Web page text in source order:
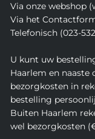
Via onze webshop
Via het
Telefonisch (023-
U kunt uw
Haarlem en
bezorgkosten in
bestelling
Buiten Haarlem
wel bezorgkosten